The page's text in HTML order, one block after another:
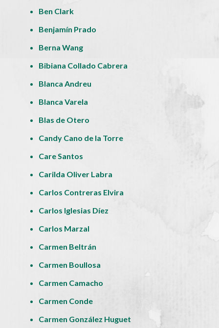
Ben Clark
Benjamín Prado
Berna Wang
Bibiana Collado Cabrera
Blanca Andreu
Blanca Varela
Blas de Otero
Candy Cano de la Torre
Care Santos
Carilda Oliver Labra
Carlos Contreras Elvira
Carlos Iglesias Díez
Carlos Marzal
Carmen Beltrán
Carmen Boullosa
Carmen Camacho
Carmen Conde
Carmen González Huguet